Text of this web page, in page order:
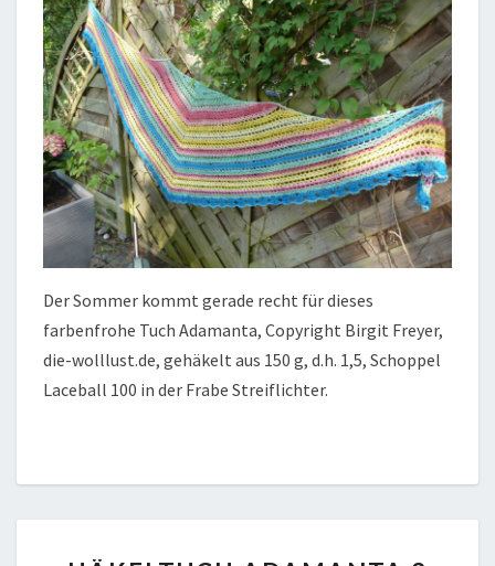
Der Sommer kommt gerade recht für dieses
farbenfrohe Tuch Adamanta, Copyright Birgit Freyer,
die-wolllust.de, gehäkelt aus 150 g, d.h. 1,5, Schoppel
Laceball 100 in der Frabe Streiflichter.